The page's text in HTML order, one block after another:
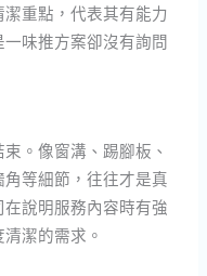
重點，代表其有能力
味推方案卻沒有詢問
。像窗溝、踢腳板、
等細節，往往才是真
說明服務內容時有強
潔的需求。